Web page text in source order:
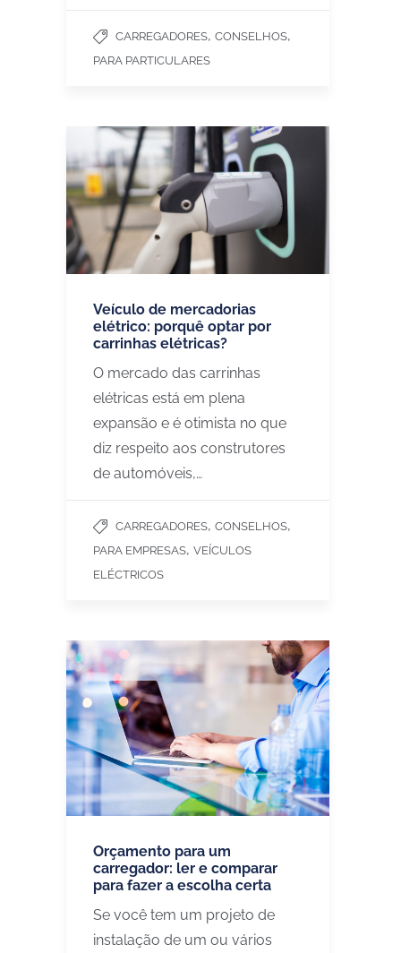
CARREGADORES, CONSELHOS,
PARA PARTICULARES
Veículo de mercadorias
elétrico: porquê optar por
carrinhas elétricas?
O mercado das carrinhas
elétricas está em plena
expansão e é otimista no que
diz respeito aos construtores
de automóveis,…
CARREGADORES, CONSELHOS,
PARA EMPRESAS, VEÍCULOS
ELÉCTRICOS
Orçamento para um
carregador: ler e comparar
para fazer a escolha certa
Se você tem um projeto de
instalação de um ou vários